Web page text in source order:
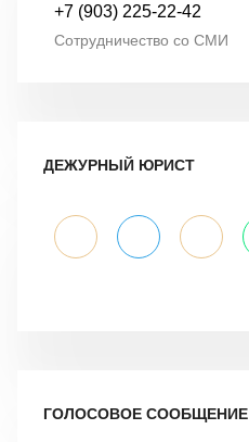
+7 (903) 225-22-42
Сотрудничество со СМИ
ДЕЖУРНЫЙ ЮРИСТ
ГОЛОСОВОЕ СООБЩЕНИЕ